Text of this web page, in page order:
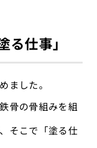
仕事」
ました。
骨の骨組みを組
そこで「塗る仕